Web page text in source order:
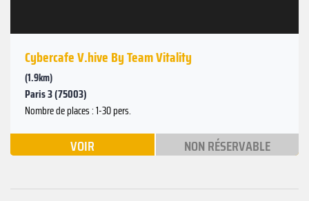
Cybercafe V.hive By Team Vitality
(1.9km)
Paris 3 (75003)
Nombre de places : 1-30 pers.
VOIR NON RÉSERVABLE